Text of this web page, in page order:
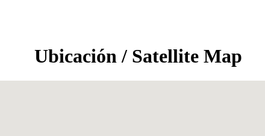
Ubicación / Satellite Map